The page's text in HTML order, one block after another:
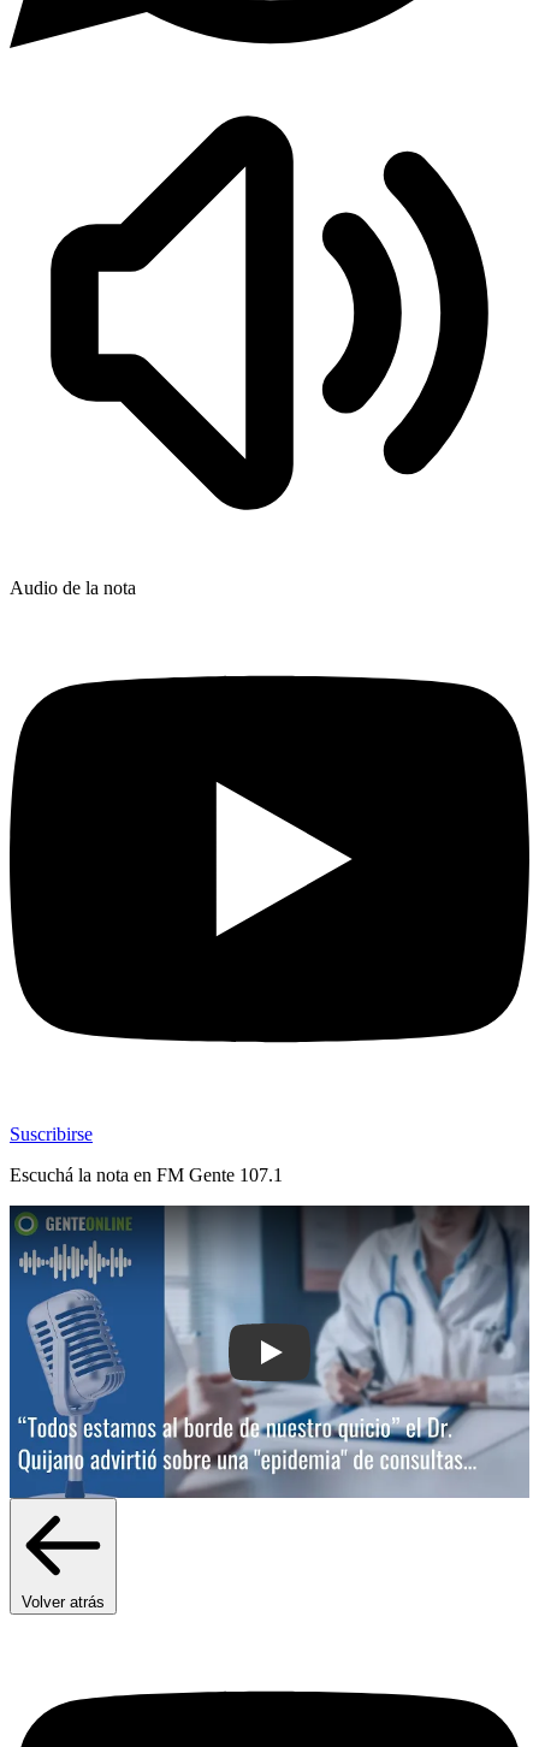
Audio de la nota
Suscribirse
Escuchá la nota en FM Gente 107.1
Play: “Todos estamos al borde de
Volver atrás